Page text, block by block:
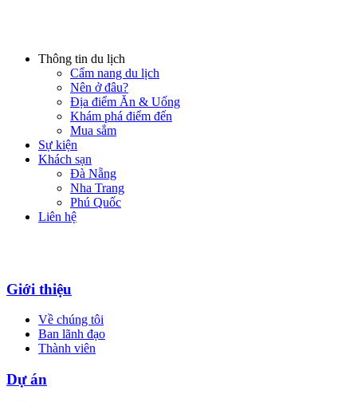
Thông tin du lịch
Cẩm nang du lịch
Nên ở đâu?
Địa điểm Ăn & Uống
Khám phá điểm đến
Mua sắm
Sự kiện
Khách sạn
Đà Nẵng
Nha Trang
Phú Quốc
Liên hệ
Giới thiệu
Về chúng tôi
Ban lãnh đạo
Thành viên
Dự án